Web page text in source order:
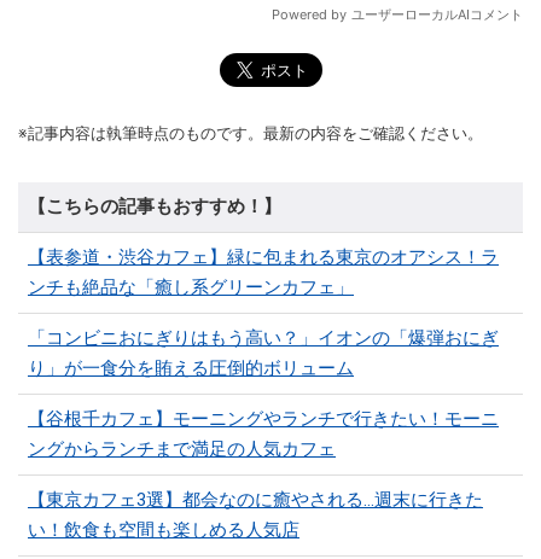
※記事内容は執筆時点のものです。最新の内容をご確認ください。
【こちらの記事もおすすめ！】
【表参道・渋谷カフェ】緑に包まれる東京のオアシス！ラ
ンチも絶品な「癒し系グリーンカフェ」
「コンビニおにぎりはもう高い？」イオンの「爆弾おにぎ
り」が一食分を賄える圧倒的ボリューム
【谷根千カフェ】モーニングやランチで行きたい！モーニ
ングからランチまで満足の人気カフェ
【東京カフェ3選】都会なのに癒やされる…週末に行きた
い！飲食も空間も楽しめる人気店